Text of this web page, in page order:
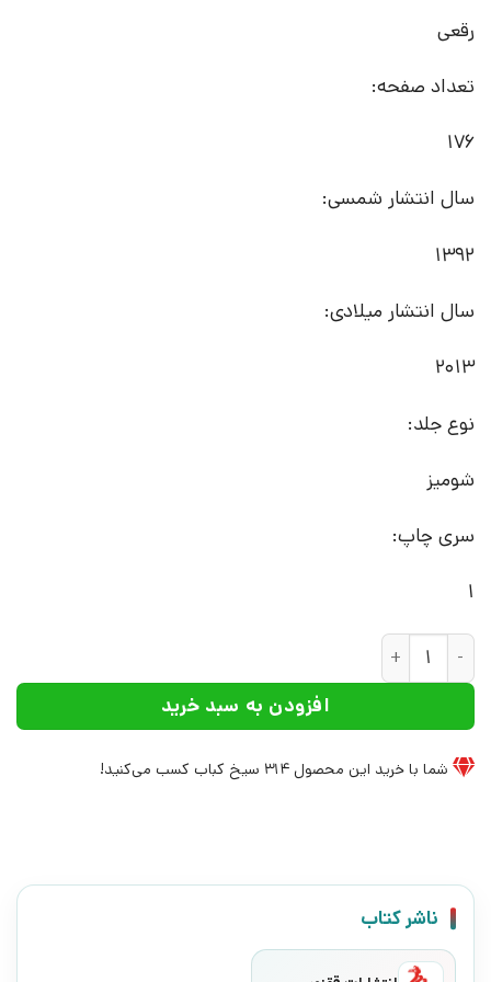
رقعی
تعداد صفحه:
176
سال انتشار شمسی:
1392
سال انتشار میلادی:
2013
نوع جلد:
شومیز
سری چاپ:
1
کتاب سامار | انتشارات ققنوس عدد
افزودن به سبد خرید
شما با خرید این محصول 314 سیخ کباب کسب می‌کنید!
ناشر کتاب